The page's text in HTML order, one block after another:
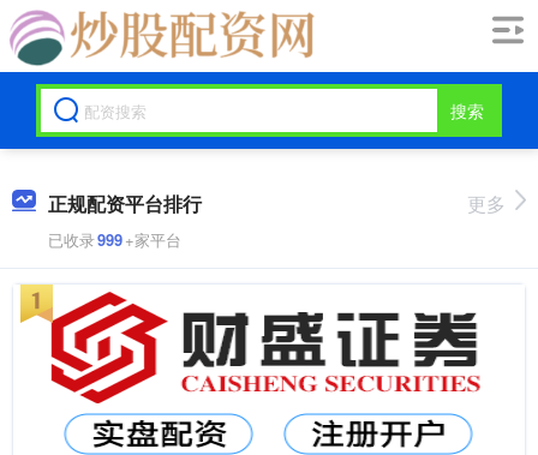
搜索
正规配资平台排行
已收录999+家平台
更多